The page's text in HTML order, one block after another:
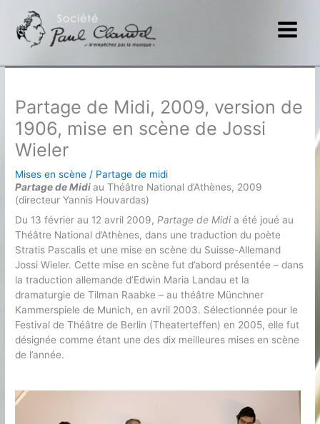
contenu
Partage de Midi, 2009, version de
1906, mise en scène de Jossi
Wieler
Mises en scène / Partage de midi
Partage de Midiau Théâtre National d’Athènes, 2009
(directeur Yannis Houvardas)
Du 13 février au 12 avril 2009, Partage de Midia été joué au
Théâtre National d’Athènes, dans une traduction du poète
Stratis Pascalis et une mise en scène du Suisse-Allemand
Jossi Wieler. Cette mise en scène fut d’abord présentée – dans
la traduction allemande d’Edwin Maria Landau et la
dramaturgie de Tilman Raabke – au théâtre Münchner
Kammerspiele de Munich, en avril 2003. Sélectionnée pour le
Festival de Théâtre de Berlin (Theaterteffen) en 2005, elle fut
désignée comme étant une des dix meilleures mises en scène
de l’année.